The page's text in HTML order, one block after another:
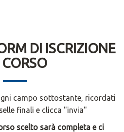
DI ISCRIZIONE
campo sottostante, ricordati
finali e clicca "invia"
scelto sarà completa e ci